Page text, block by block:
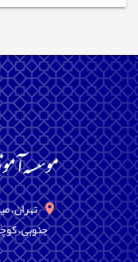
تهران،
جنوبی،